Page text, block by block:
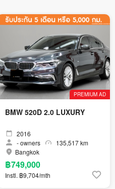
PREMIUM AD
BMW 520D 2.0 LUXURY
2016
-owners
135,517 km
Bangkok
฿749,000
Instl. ฿9,704/mth